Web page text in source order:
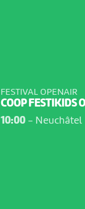
FESTIVAL OPENAIR
COOP FESTIKIDS
10:00- Neuchâtel